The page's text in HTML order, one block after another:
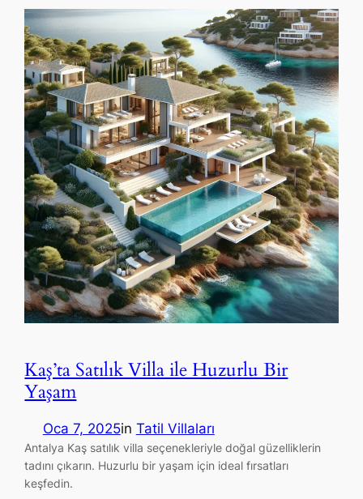
Kaş’ta Satılık Villa ile Huzurlu Bir
Yaşam
Oca 7, 2025in Tatil Villaları
Antalya Kaş satılık villa seçenekleriyle doğal güzelliklerin
tadını çıkarın. Huzurlu bir yaşam için ideal fırsatları
keşfedin.